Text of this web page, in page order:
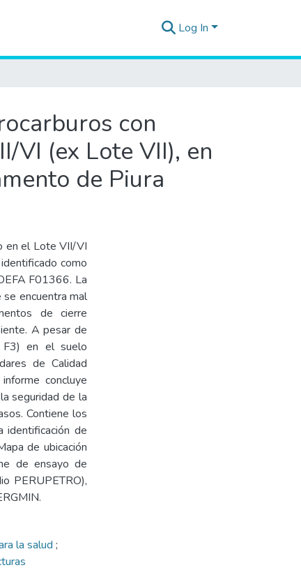
Log In
con
VI (ex Lote VII), en
de Piura
en el Lote VII/VI
como
F01366. La
encuentra mal
de cierre
A pesar de
F3) en el suelo
de Calidad
concluye
seguridad de la
Contiene los
identificación de
de ubicación
de ensayo de
PERUPETRO),
la salud ;